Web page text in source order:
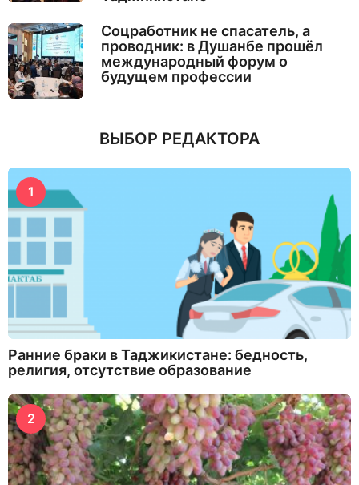
Соцработник не спасатель, а
проводник: в Душанбе прошёл
международный форум о
будущем профессии
ВЫБОР РЕДАКТОРА
1
Ранние браки в Таджикистане: бедность,
религия, отсутствие образование
2